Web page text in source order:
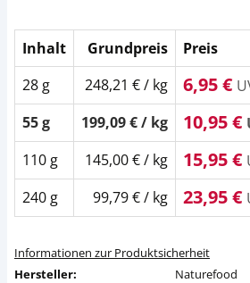
Inhalt Grundpreis
Preis
28 g
248,21 € / kg 6,95 €
55 g
199,09 € / kg 10,95 €
110 g
145,00 € / kg 15,95 €
240 g
99,79 € / kg 23,95 €
Informationen zur Produktsicherheit
Hersteller:
Naturefood